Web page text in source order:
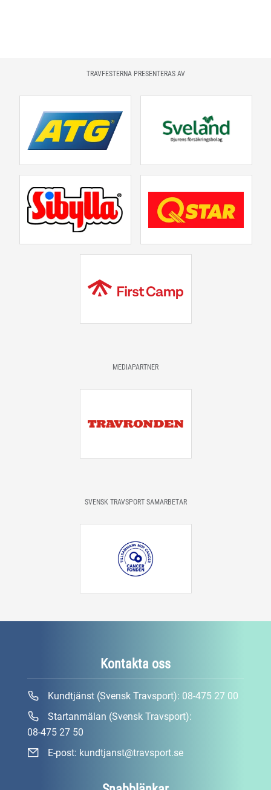
TRAVFESTERNA PRESENTERAS AV
MEDIAPARTNER
SVENSK TRAVSPORT SAMARBETAR
Kontakta oss
Kundtjänst (Svensk Travsport): 08-475 27 00
Startanmälan (Svensk Travsport):
08-475 27 50
E-post: kundtjanst@travsport.se